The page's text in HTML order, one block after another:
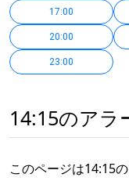
17:00
20:00
23:00
14:15のアラ
このページは14:15